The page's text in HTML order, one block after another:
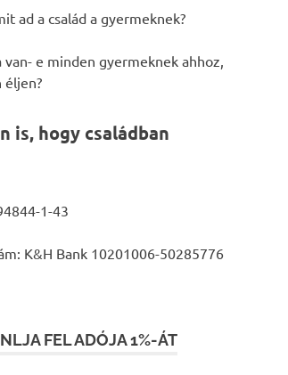
ad a család a gyermeknek?
e minden gyermeknek ahhoz,
éljen?
is, hogy családban
1-43
K&H Bank 10201006-50285776
FEL ADÓJA 1%-ÁT